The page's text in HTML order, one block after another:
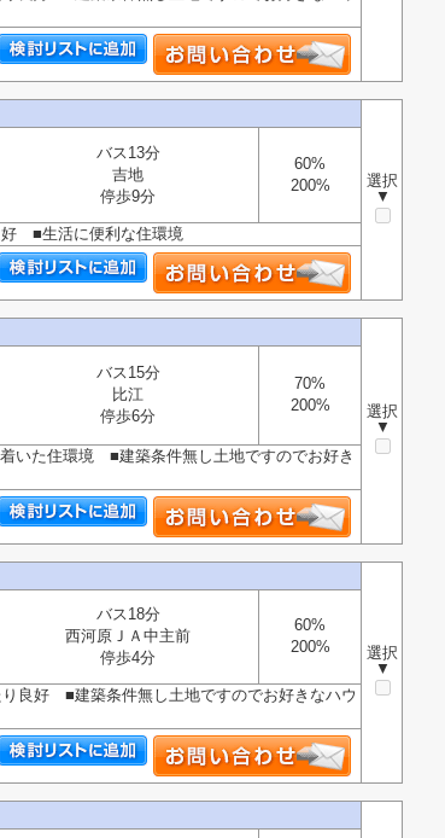
選択
▼
バス13分
吉地
停歩9分
60%
200%
■生活に便利な住環境
選択
▼
バス15分
比江
停歩6分
70%
200%
た住環境 ■建築条件無し土地ですのでお好き
選択
▼
バス18分
西河原ＪＡ中主前
停歩4分
60%
200%
良好 ■建築条件無し土地ですのでお好きなハウ